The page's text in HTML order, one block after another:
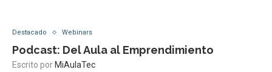
Destacado Webinars
Podcast: Del Aula al Emprendimiento
Escrito por MiAulaTec